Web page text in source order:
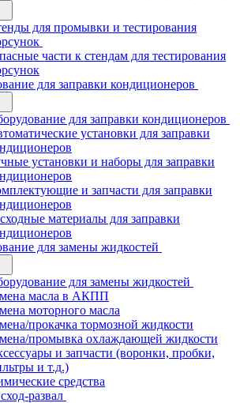
для промывки и тестирования
части к стендам для тестирования
для заправки кондиционеров
для заправки кондиционеров
установки для заправки
установки и наборы для заправки
и запчасти для заправки
материалы для заправки
для замены жидкостей
для замены жидкостей
масла в АКПП
моторного масла
прокачка тормозной жидкости
промывка охлаждающей жидкости
и запчасти (воронки, пробки,
и т.д.)
средства
развал